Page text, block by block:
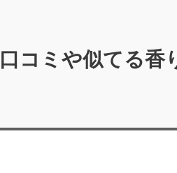
コミや似てる香